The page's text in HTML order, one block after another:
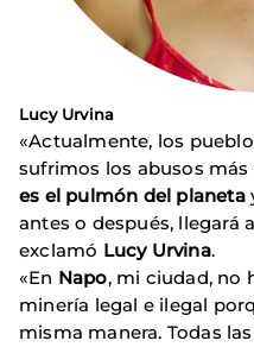
Lucy Urvina
«Actualmente, los
sufrimos los abusos más
es el pulmón del planeta
antes o después, llegará
exclamó Lucy Urvina.
«En Napo, mi ciudad, no
minería legal e ilegal
misma manera. Todas